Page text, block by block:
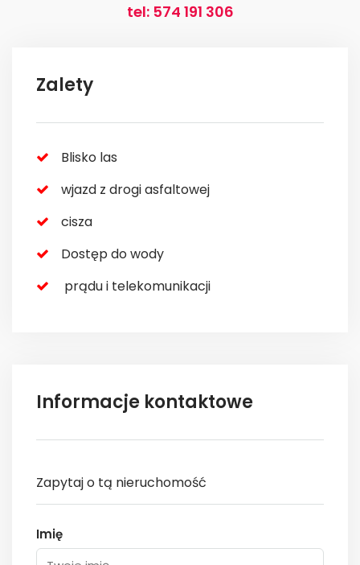
tel: 574 191 306
Zalety
Blisko las
wjazd z drogi asfaltowej
cisza
Dostęp do wody
prądu i telekomunikacji
Informacje kontaktowe
Zapytaj o tą nieruchomość
Imię